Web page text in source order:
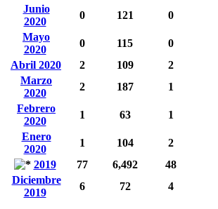
Junio
2020
0 121 0
Mayo
2020
0 115 0
Abril 2020
2 109 2
Marzo
2020
2 187 1
Febrero
2020
1 63 1
Enero
2020
1 104 2
2019
77 6,492 48
Diciembre
2019
6 72 4